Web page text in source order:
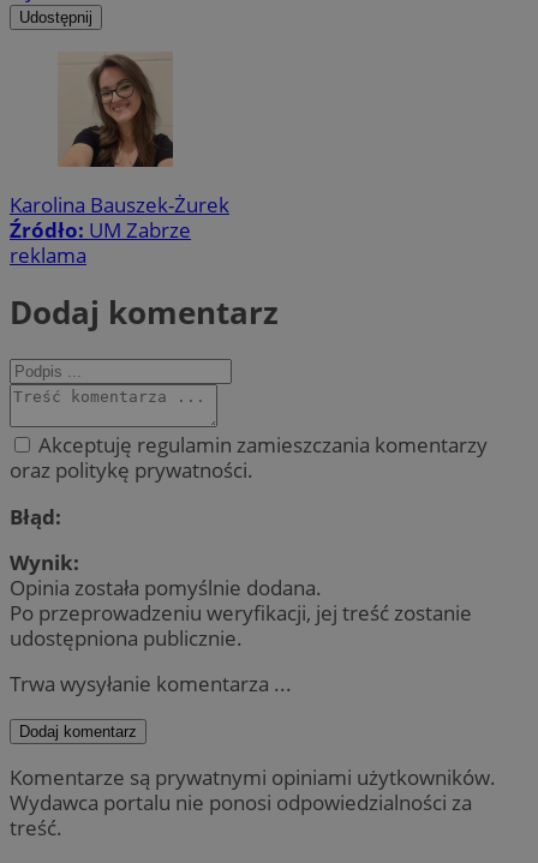
Udostępnij
Karolina Bauszek-Żurek
Źródło: UM Zabrze
reklama
Dodaj komentarz
Akceptuję regulamin zamieszczania komentarzy
oraz politykę prywatności.
Błąd:
Wynik:
Opinia została pomyślnie dodana.
Po przeprowadzeniu weryfikacji, jej treść zostanie
udostępniona publicznie.
Trwa wysyłanie komentarza ...
Dodaj komentarz
Komentarze są prywatnymi opiniami użytkowników.
Wydawca portalu nie ponosi odpowiedzialności za
treść.